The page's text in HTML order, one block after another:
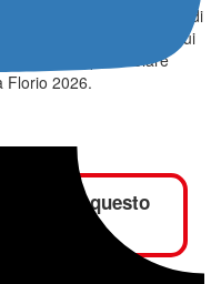
della Coppa Rally di
il traguardo finale sui
intensa e spettacolare
Florio 2026.
questo